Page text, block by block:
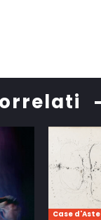
Case d'Aste